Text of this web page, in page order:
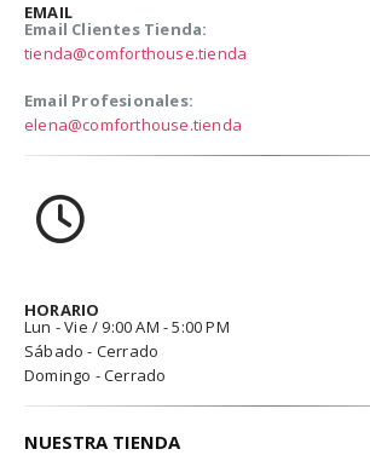
EMAIL
Email Clientes Tienda:
tienda@comforthouse.tienda
Email Profesionales:
elena@comforthouse.tienda
HORARIO
Lun - Vie / 9:00 AM - 5:00 PM
Sábado - Cerrado
Domingo - Cerrado
NUESTRA TIENDA